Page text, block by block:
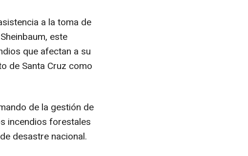
a la toma de
este
que afectan a su
de Santa Cruz como
de la gestión de
incendios forestales
desastre nacional.